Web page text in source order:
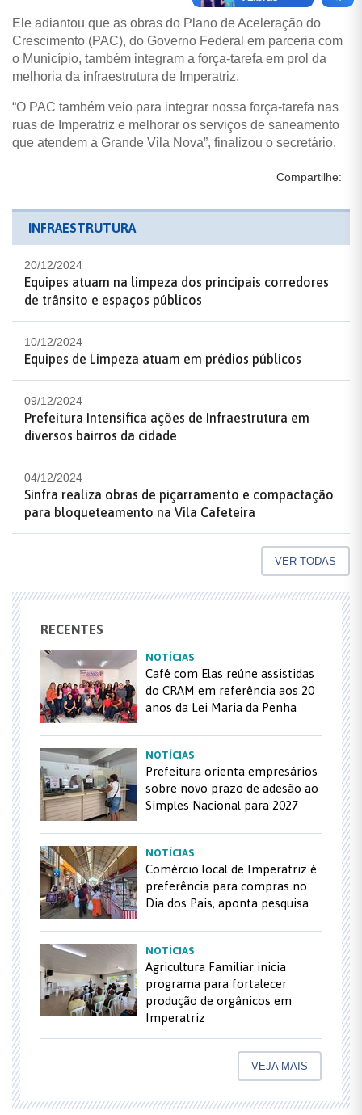
Ele adiantou que as obras do Plano de Aceleração do
Crescimento (PAC), do Governo Federal em parceria com
o Município, também integram a força-tarefa em prol da
melhoria da infraestrutura de Imperatriz.
“O PAC também veio para integrar nossa força-tarefa nas
ruas de Imperatriz e melhorar os serviços de saneamento
que atendem a Grande Vila Nova”, finalizou o secretário.
Compartilhe:
INFRAESTRUTURA
20/12/2024
Equipes atuam na limpeza dos principais corredores
de trânsito e espaços públicos
10/12/2024
Equipes de Limpeza atuam em prédios públicos
09/12/2024
Prefeitura Intensifica ações de Infraestrutura em
diversos bairros da cidade
04/12/2024
Sinfra realiza obras de piçarramento e compactação
para bloqueteamento na Vila Cafeteira
VER TODAS
RECENTES
NOTÍCIAS
Café com Elas reúne assistidas
do CRAM em referência aos 20
anos da Lei Maria da Penha
NOTÍCIAS
Prefeitura orienta empresários
sobre novo prazo de adesão ao
Simples Nacional para 2027
NOTÍCIAS
Comércio local de Imperatriz é
preferência para compras no
Dia dos Pais, aponta pesquisa
NOTÍCIAS
Agricultura Familiar inicia
programa para fortalecer
produção de orgânicos em
Imperatriz
VEJA MAIS